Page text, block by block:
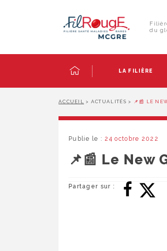
du
LA FILIÈRE
ACCUEIL > ACTUALITÉS > 📌📰 LE
Publie le : 24 octobre 2022
📌📰 Le New
Partager sur :